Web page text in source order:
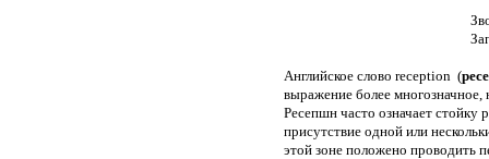
Звонок по
Запрос
Английское слово reception (
выражение более
Ресепшн часто означает стойку
присутствие одной или
этой зоне положено проводить